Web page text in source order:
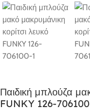
Παιδική μπλούζα
FUNKY 126-